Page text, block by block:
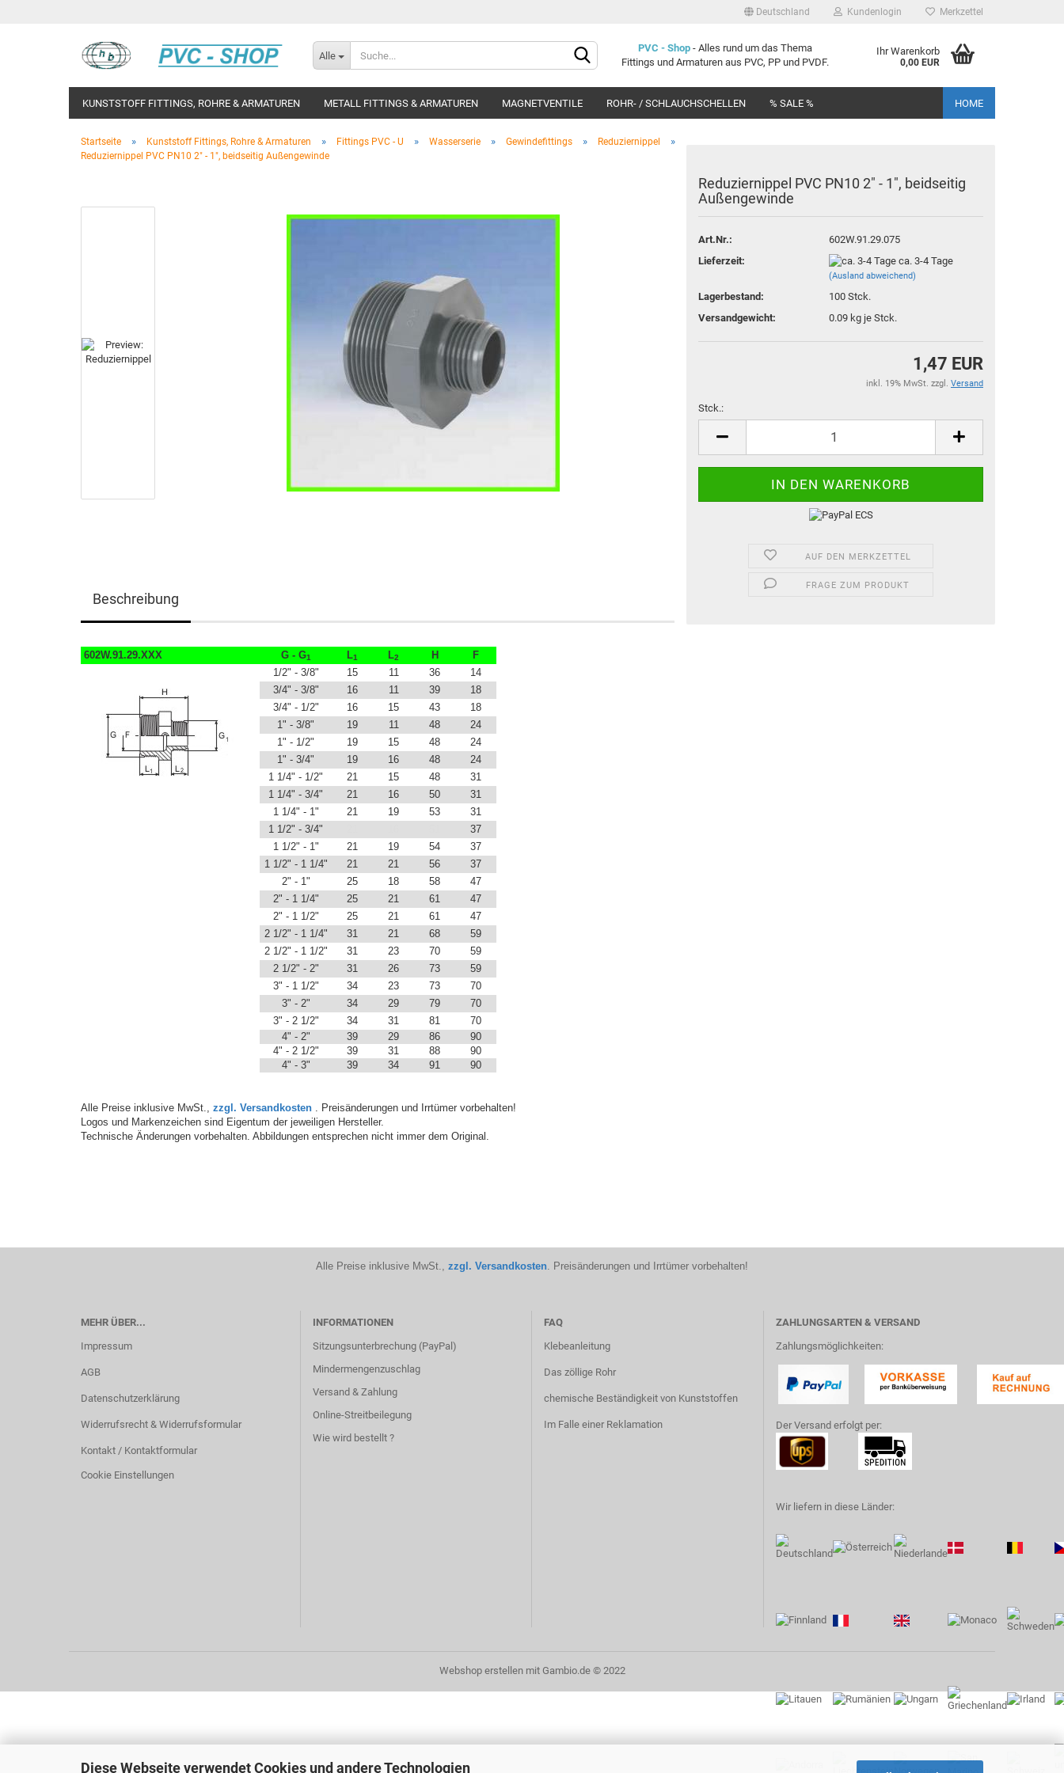
Diese Webseite verwendet Cookies und andere Technologien
Deutschland
Lieferland
Kundenlogin Merkzettel
Alle
PVC - Shop- Alles rund um das Thema
Fittings und Armaturen aus PVC, PP und PVDF.
Ihr Warenkorb
0,00 EUR
KUNSTSTOFF FITTINGS, ROHRE & ARMATUREN METALL FITTINGS & ARMATUREN MAGNETVENTILE ROHR- / SCHLAUCHSCHELLEN % SALE % HOME
Startseite » Kunststoff Fittings, Rohre & Armaturen » Fittings PVC - U » Wasserserie » Gewindefittings » Reduziernippel »
Reduziernippel PVC PN10 2" - 1", beidseitig Außengewinde
Re­du­zier­nip­pel PVC PN10 2" - 1", beid­sei­tig
Au­ßen­ge­win­de
Art.Nr.:
602W.91.29.075
Lieferzeit:
ca. 3-4 Tage
(Ausland abweichend)
Lagerbestand: 100 Stck.
Versandgewicht:
0.09 kg je Stck.
1,47 EUR
inkl. 19% MwSt. zzgl. Versand
Stck.:
Stck.
AUF DEN MERKZETTEL
FRAGE ZUM PRODUKT
Beschreibung
602W.91.29.XXX G - G1 L1 L2 H
F
1/2" - 3/8"
15 11 36
14
3/4" - 3/8"
16 11 39
18
3/4" - 1/2"
16 15 43
18
1" - 3/8"
19 11 48
24
1" - 1/2"
19 15 48
24
1" - 3/4"
19 16 48
24
1 1/4" - 1/2"
21 15 48
31
1 1/4" - 3/4"
21 16 50
31
1 1/4" - 1"
21 19 53
31
1 1/2" - 3/4"
37
1 1/2" - 1"
21 19 54
37
1 1/2" - 1 1/4"
21 21 56
37
2" - 1"
25 18 58
47
2" - 1 1/4"
25 21 61
47
2" - 1 1/2"
25 21 61
47
2 1/2" - 1 1/4"
31 21 68
59
2 1/2" - 1 1/2"
31 23 70
59
2 1/2" - 2"
31 26 73
59
3" - 1 1/2"
34 23 73
70
3" - 2"
34 29 79
70
3" - 2 1/2"
34 31 81
70
4" - 2"
39 29 86
90
4" - 2 1/2"
39 31 88
90
4" - 3"
39 34 91 90
Alle Preise inklusive MwSt., zzgl. Versandkosten . Preisänderungen und Irrtümer vorbehalten!
Logos und Markenzeichen sind Eigentum der jeweiligen Hersteller.
Technische Änderungen vorbehalten. Abbildungen entsprechen nicht immer dem Original.
Alle Preise inklusive MwSt., zzgl. Versandkosten. Preisänderungen und Irrtümer vorbehalten!
MEHR ÜBER...
Impressum
AGB
Datenschutzerklärung
Widerrufsrecht & Widerrufsformular
Kontakt / Kontaktformular
Cookie Einstellungen
INFORMATIONEN
Sitzungsunterbrechung (PayPal)
Mindermengenzuschlag
Versand & Zahlung
Online-Streitbeilegung
Wie wird bestellt ?
FAQ
Klebeanleitung
Das zöllige Rohr
chemische Beständigkeit von Kunststoffen
Im Falle einer Reklamation
ZAHLUNGSARTEN & VERSAND
Zahlungsmöglichkeiten:
Der Versand erfolgt per:
Wir liefern in diese Länder:
Webshop erstellenmit Gambio.de © 2022